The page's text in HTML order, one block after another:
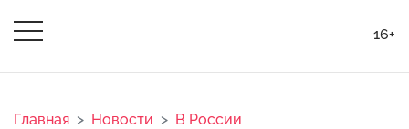
16+
Главная Новости
В России